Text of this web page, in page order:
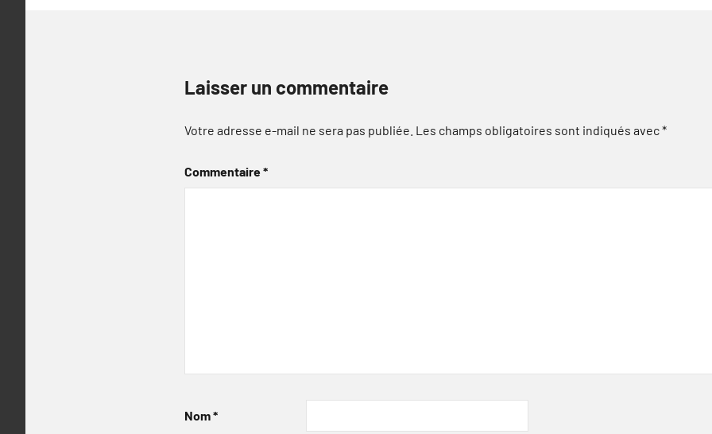
Laisser un commentaire
Votre adresse e-mail ne sera pas publiée. Les champs obligatoires sont indiqués avec*
Commentaire*
Nom*